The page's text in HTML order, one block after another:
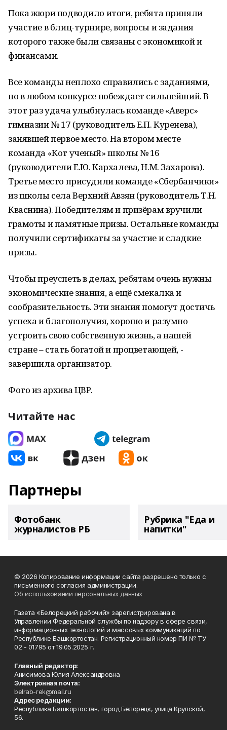
Пока жюри подводило итоги, ребята приняли
участие в блиц-турнире, вопросы и задания
которого также были связаны с экономикой и
финансами.
Все команды неплохо справились с заданиями,
но в любом конкурсе побеждает сильнейший. В
этот раз удача улыбнулась команде «Аверс»
гимназии № 17 (руководитель Е.П. Куренева),
занявшей первое место. На втором месте
команда «Кот ученый» школы № 16
(руководители Е.Ю. Кархалева, Н.М. Захарова).
Третье место присудили команде «Сбербанчики»
из школы села Верхний Авзян (руководитель Т.Н.
Кваснина). Победителям и призёрам вручили
грамоты и памятные призы. Остальные команды
получили сертификаты за участие и сладкие
призы.
Чтобы преуспеть в делах, ребятам очень нужны
экономические знания, а ещё смекалка и
сообразительность. Эти знания помогут достичь
успеха и благополучия, хорошо и разумно
устроить свою собственную жизнь, а нашей
стране – стать богатой и процветающей, -
завершила организатор.
Фото из архива ЦВР.
Читайте нас
Партнеры
Фотобанк
журналистов РБ
Рубрика "Еда и
напитки"
© 2026 Копирование информации сайта разрешено только с
письменного согласия администрации.
Об использовании персональных данных
Газета «Белорецкий рабочий» зарегистрирована в
Управлении Федеральной службы по надзору в сфере связи,
информационных технологий и массовых коммуникаций по
Республике Башкортостан. Регистрационный номер ПИ № ТУ
02 - 01795 от 19.05.2025 г.
Главный редактор:
Анисимова Юлия Александровна
Электронная почта:
belrab-rek@mail.ru
Адрес редакции:
Республика Башкортостан, город Белорецк, улица Крупской,
56.